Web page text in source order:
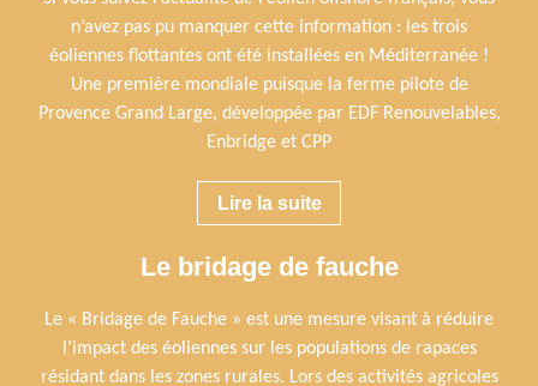
n’avez pas pu manquer cette information : les trois
éoliennes flottantes ont été installées en Méditerranée !
Une première mondiale puisque la ferme pilote de
Provence Grand Large, développée par EDF Renouvelables,
Enbridge et CPP
Lire la suite
Le bridage de fauche
Le « Bridage de Fauche » est une mesure visant à réduire
l’impact des éoliennes sur les populations de rapaces
résidant dans les zones rurales. Lors des activités agricoles